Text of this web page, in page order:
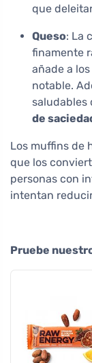
que
Queso: La
finamente
añade a
notable.
saludables
de
Los muffins de
que los
personas con
intentan
Pruebe